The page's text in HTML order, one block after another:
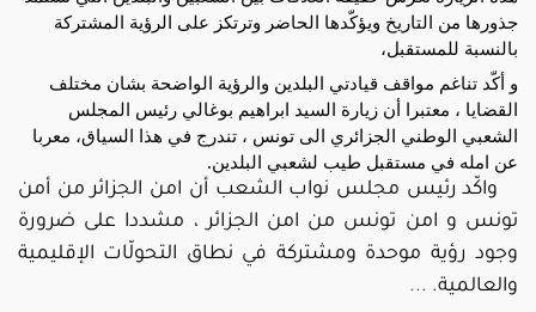
جذورها من التاريخ ويؤكّدها الحاضر وترتكز على الرؤية المشتركة
بالنسبة للمستقبل،
و أكّد تناغم مواقف قيادتي البلدين والرؤية الواضحة بشان مختلف
القضايا ، معتبرا أن زيارة السيد ابراهيم بوغالي رئيس المجلس
الشعبي الوطني الجزائري الى تونس ، تندرج في هذا السياق، معربا
عن امله في مستقبل طيب لشعبي البلدين.
واكّد رئيس مجلس نواب الشعب أن امن الجزائر من أمن
تونس و امن تونس من امن الجزائر ، مشددا على ضرورة
وجود رؤية موحدة ومشتركة في نطاق التحولّات الإقليمية
والعالمية. ...